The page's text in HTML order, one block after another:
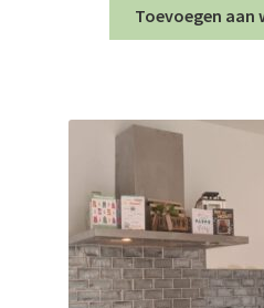
Toevoegen aan